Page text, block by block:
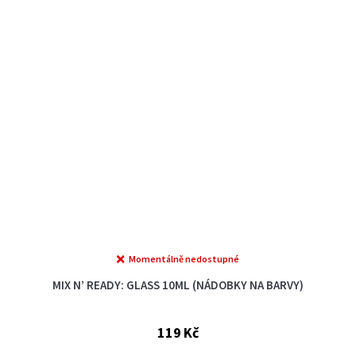
MIX N’ READY: GLASS 10ML (NÁDOBKY NA BARVY)
Momentálně nedostupné
119 Kč